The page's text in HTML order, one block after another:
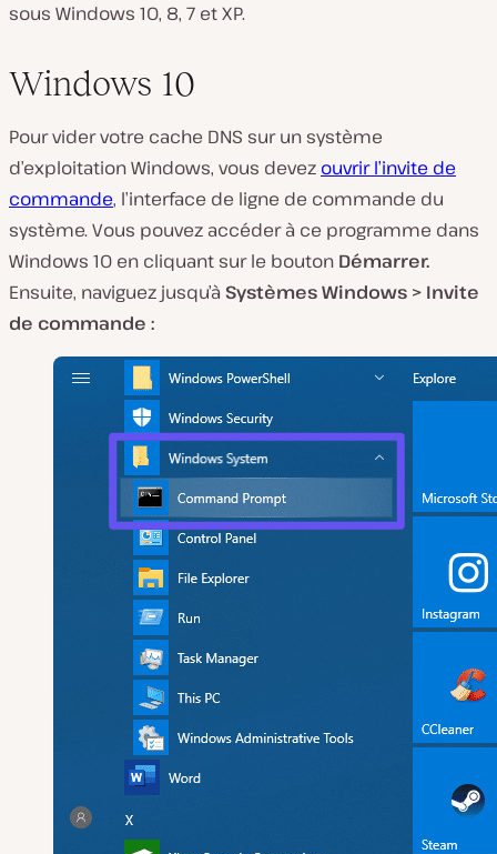
sous Windows 10, 8, 7 et XP.
Windows 10
Pour vider votre cache DNS sur un système
d’exploitation Windows, vous devez ouvrir l’invite de
commande, l’interface de ligne de commande du
système. Vous pouvez accéder à ce programme dans
Windows 10 en cliquant sur le bouton Démarrer.
Ensuite, naviguez jusqu’à Systèmes Windows > Invite
de commande :